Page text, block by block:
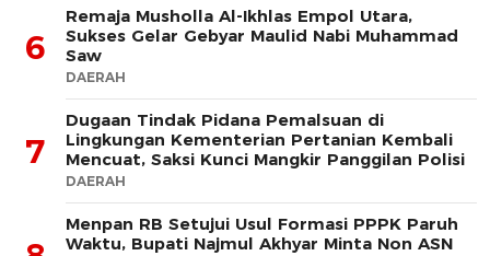
6
Remaja Musholla Al-Ikhlas Empol Utara,
Sukses Gelar Gebyar Maulid Nabi Muhammad
Saw
DAERAH
7
Dugaan Tindak Pidana Pemalsuan di
Lingkungan Kementerian Pertanian Kembali
Mencuat, Saksi Kunci Mangkir Panggilan Polisi
DAERAH
Menpan RB Setujui Usul Formasi PPPK Paruh
Waktu, Bupati Najmul Akhyar Minta Non ASN